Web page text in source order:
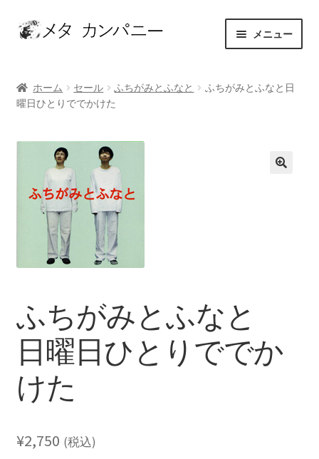
ナ
ビ
ー
シ
コ
ン
ン
ツ
メニュー
アーティスト
お問い合わせ
カート
ショップ
セレクト
レーベル
支払い
通販について
ホーム セール ふちがみとふなと
ふちがみとふなと日
曜日ひとりででかけた
ふちがみとふなと
日曜日ひとりででか
けた
¥2,750 (税込)